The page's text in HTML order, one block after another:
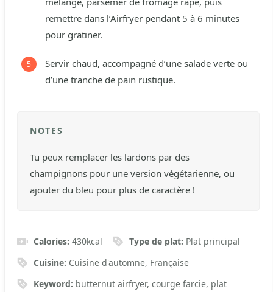
remettre dans l’Airfryer pendant 5 à 6 minutes
pour gratiner.
Servir chaud, accompagné d’une salade verte ou
d’une tranche de pain rustique.
NOTES
Tu peux remplacer les lardons par des
champignons pour une version végétarienne, ou
ajouter du bleu pour plus de caractère !
Calories:430kcal Type de plat: Plat principal
Cuisine: Cuisine d'automne, Française
Keyword: butternut airfryer, courge farcie, plat